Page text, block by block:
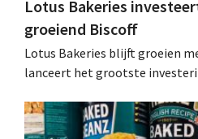
Lotus Bakeries
groeiend Biscoff
Lotus Bakeries blijft groeien
lanceert het grootste
moeten dit momentum